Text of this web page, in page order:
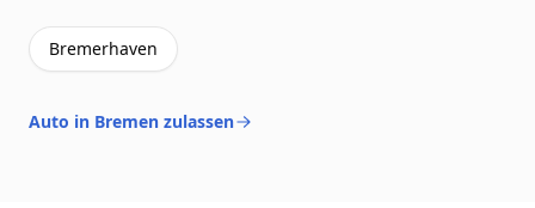
Bremerhaven
Auto in Bremen zulassen